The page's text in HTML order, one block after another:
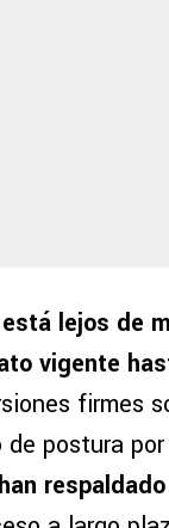
lejos de
vigente
firmes
postura
han